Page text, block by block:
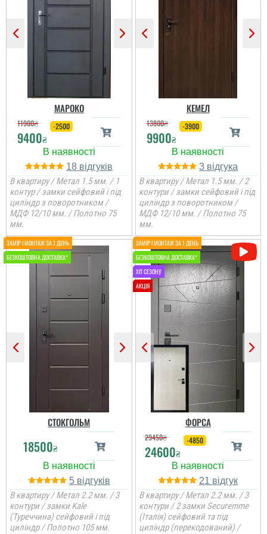
чекати не потрібно було
непогані.
Олег
Сподобався конструктив
та наповненням. Тут ж
терморозрив. Хлопці
...
Іван
Класний дизайн,надійне
дерев'яне покриття,
хороші замки і метал,
гарно утеплені, дякую за
допомогу у виборі
дверей, все дуже
надійно....
МАРОКО
11900₴
9400₴
-2500
18
В квартиру / Метал 1.5 мм. / 1
контур / замки сейфовий і під
циліндр з поворотником /
МДФ 12/10 мм. / Полотно 75
мм.
КЕМЕЛ
13800₴
9900₴
-3900
3
В квартиру / Метал 1.5 мм. / 2
контури / замки сейфовий і під
циліндр з поворотником /
МДФ 12/10 мм. / Полотно 75
мм.
СТОКГОЛЬМ
18500₴
5
В квартиру / Метал 2.2 мм. / 3
контури / замки Kale
(Туреччина) сейфовий і під
циліндр / Полотно 105 мм.
ФОРСА
29450₴
24600₴
-4850
21
В квартиру / Метал 2.2 мм. / 3
контури / 2 замки Securemme
(Італія) сейфовий та під
циліндр (перекодований) /